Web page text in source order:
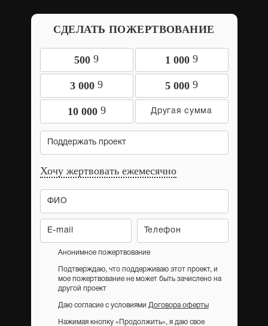
СДЕЛАТЬ ПОЖЕРТВОВАНИЕ
500 9 1 000 9
3 000 9 5 000 9
10 000 9
Поддержать проект
Хочу жертвовать ежемесячно
Анонимное пожертвование
Подтверждаю, что поддерживаю этот проект, и
мое пожертвование не может быть зачислено на
другой проект
Даю согласие с условиями Договора оферты
Нажимая кнопку «Продолжить», я даю свое